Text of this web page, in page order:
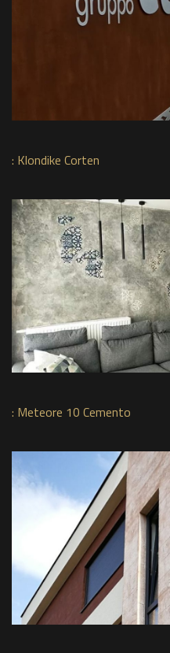
: Klondike Corten
: Meteore 10 Cemento